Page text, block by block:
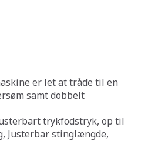
er let at tråde til en
samt dobbelt
trykfodstryk, op til
Justerbar stinglængde,